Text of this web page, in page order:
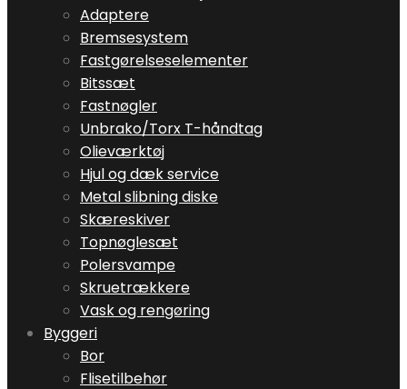
Adaptere
Bremsesystem
Fastgørelseselementer
Bitssæt
Fastnøgler
Unbrako/Torx T-håndtag
Olieværktøj
Hjul og dæk service
Metal slibning diske
Skæreskiver
Topnøglesæt
Polersvampe
Skruetrækkere
Vask og rengøring
Byggeri
Bor
Flisetilbehør